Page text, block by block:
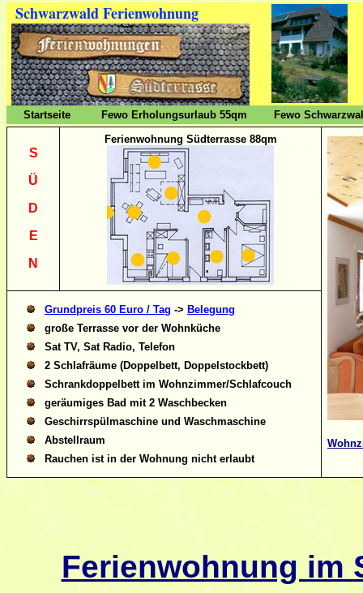
Schwarzwald Ferienwohnung
Startseite Fewo Erholungsurlaub 55qm Fewo
S
Ü
D
E
N
Ferienwohnung Südterrasse 88qm
Grundpreis 60 Euro / Tag -> Belegung
große Terrasse vor der Wohnküche
Sat TV, Sat Radio, Telefon
2 Schlafräume (Doppelbett, Doppelstockbett)
Schrankdoppelbett im Wohnzimmer/Schlafcouch
geräumiges Bad mit 2 Waschbecken
Geschirrspülmaschine und Waschmaschine
Abstellraum
Rauchen ist in der Wohnung nicht erlaubt
Ferienwohnung im